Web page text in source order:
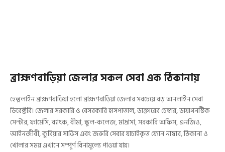
ব্রাহ্মণবাড়িয়া জেলার সকল সেবা এক ঠিকানায়
হেল্পলাইন ব্রাহ্মণবাড়িয়া হলো ব্রাহ্মণবাড়িয়া জেলার সবচেয়ে বড় অনলাইন সেবা
ডিরেক্টরি। জেলার সরকারি ও বেসরকারি হাসপাতাল, ডাক্তারের চেম্বার, ডায়াগনস্টিক
সেন্টার, ফার্মেসি, ব্যাংক, বীমা, স্কুল-কলেজ, মাদ্রাসা, সরকারি অফিস, এনজিও,
আইনজীবী, কুরিয়ার সার্ভিস এবং জরুরি সেবার যাচাইকৃত ফোন নাম্বার, ঠিকানা ও
খোলার সময় এখানে সম্পূর্ণ বিনামূল্যে পাওয়া যায়।